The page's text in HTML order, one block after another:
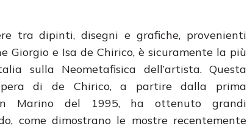
tra dipinti, disegni e grafiche, provenienti
Giorgio e Isa de Chirico, è sicuramente la più
sulla Neometafisica dell’artista. Questa
di de Chirico, a partire dalla prima
Marino del 1995, ha ottenuto grandi
come dimostrano le mostre recentemente